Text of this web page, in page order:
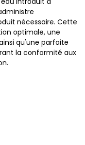
nécessaire. Cette
optimale, une
qu'une parfaite
la conformité aux